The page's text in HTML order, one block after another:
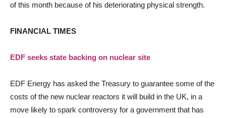
of this month because of his deteriorating physical strength.
FINANCIAL TIMES
EDF seeks state backing on nuclear site
EDF Energy has asked the Treasury to guarantee some of the
costs of the new nuclear reactors it will build in the UK, in a
move likely to spark controversy for a government that has